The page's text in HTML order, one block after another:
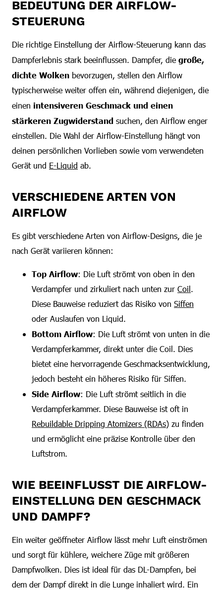
BEDEUTUNG DER AIRFLOW-
STEUERUNG
Die richtige Einstellung der Airflow-Steuerung kann das
Dampferlebnis stark beeinflussen. Dampfer, die große,
dichte Wolken bevorzugen, stellen den Airflow
typischerweise weiter offen ein, während diejenigen, die
einen intensiveren Geschmack und einen
stärkeren Zugwiderstand suchen, den Airflow enger
einstellen. Die Wahl der Airflow-Einstellung hängt von
deinen persönlichen Vorlieben sowie vom verwendeten
Gerät und E-Liquid ab.
VERSCHIEDENE ARTEN VON
AIRFLOW
Es gibt verschiedene Arten von Airflow-Designs, die je
nach Gerät variieren können:
Top Airflow: Die Luft strömt von oben in den
Verdampfer und zirkuliert nach unten zur Coil.
Diese Bauweise reduziert das Risiko von Siffen
oder Auslaufen von Liquid.
Bottom Airflow: Die Luft strömt von unten in die
Verdampferkammer, direkt unter die Coil. Dies
bietet eine hervorragende Geschmacksentwicklung,
jedoch besteht ein höheres Risiko für Siffen.
Side Airflow: Die Luft strömt seitlich in die
Verdampferkammer. Diese Bauweise ist oft in
Rebuildable Dripping Atomizers (RDAs) zu finden
und ermöglicht eine präzise Kontrolle über den
Luftstrom.
WIE BEEINFLUSST DIE AIRFLOW-
EINSTELLUNG DEN GESCHMACK
UND DAMPF?
Ein weiter geöffneter Airflow lässt mehr Luft einströmen
und sorgt für kühlere, weichere Züge mit größeren
Dampfwolken. Dies ist ideal für das DL-Dampfen, bei
dem der Dampf direkt in die Lunge inhaliert wird. Ein